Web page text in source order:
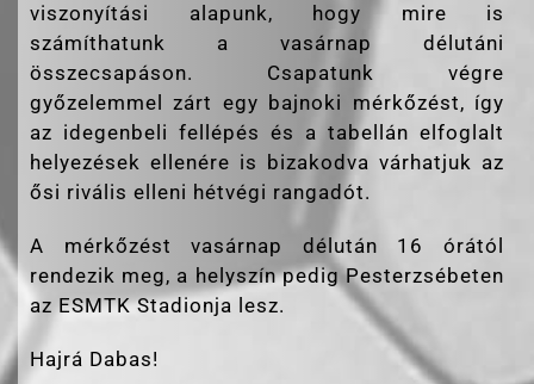
viszonyítási alapunk, hogy mire is
számíthatunk a vasárnap délutáni
összecsapáson. Csapatunk végre
győzelemmel zárt egy bajnoki mérkőzést, így
az idegenbeli fellépés és a tabellán elfoglalt
helyezések ellenére is bizakodva várhatjuk az
ősi rivális elleni hétvégi rangadót.
A mérkőzést vasárnap délután 16 órától
rendezik meg, a helyszín pedig Pesterzsébeten
az ESMTK Stadionja lesz.
Hajrá Dabas!